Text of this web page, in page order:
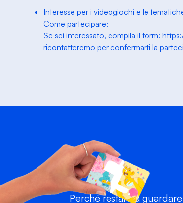
Interesse per i videogiochi e le
Come partecipare:
Se sei interessato, compila il form:
ricontatteremo per confermarti la
Perché restare a